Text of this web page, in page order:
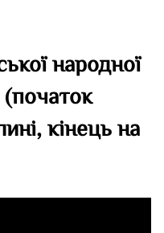
народної
кінець на